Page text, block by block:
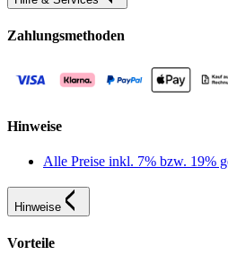
Zahlungsmethoden
Hinweise
Alle Preise inkl. 7% bzw. 19%
Hinweise
Vorteile